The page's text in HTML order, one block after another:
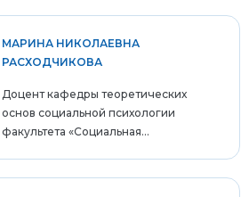
МАРИНА НИКОЛАЕВНА
РАСХОДЧИКОВА
Доцент кафедры теоретических
основ социальной психологии
факультета «Социальная...